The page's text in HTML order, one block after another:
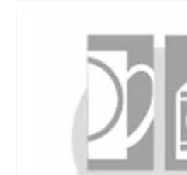
Les conditionnements